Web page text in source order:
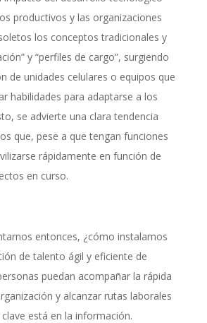
productivos y las organizaciones
los conceptos tradicionales y
y “perfiles de cargo”, surgiendo
de unidades celulares o equipos que
habilidades para adaptarse a los
se advierte una clara tendencia
que, pese a que tengan funciones
rápidamente en función de
en curso.
entonces, ¿cómo instalamos
de talento ágil y eficiente de
puedan acompañar la rápida
y alcanzar rutas laborales
está en la información.